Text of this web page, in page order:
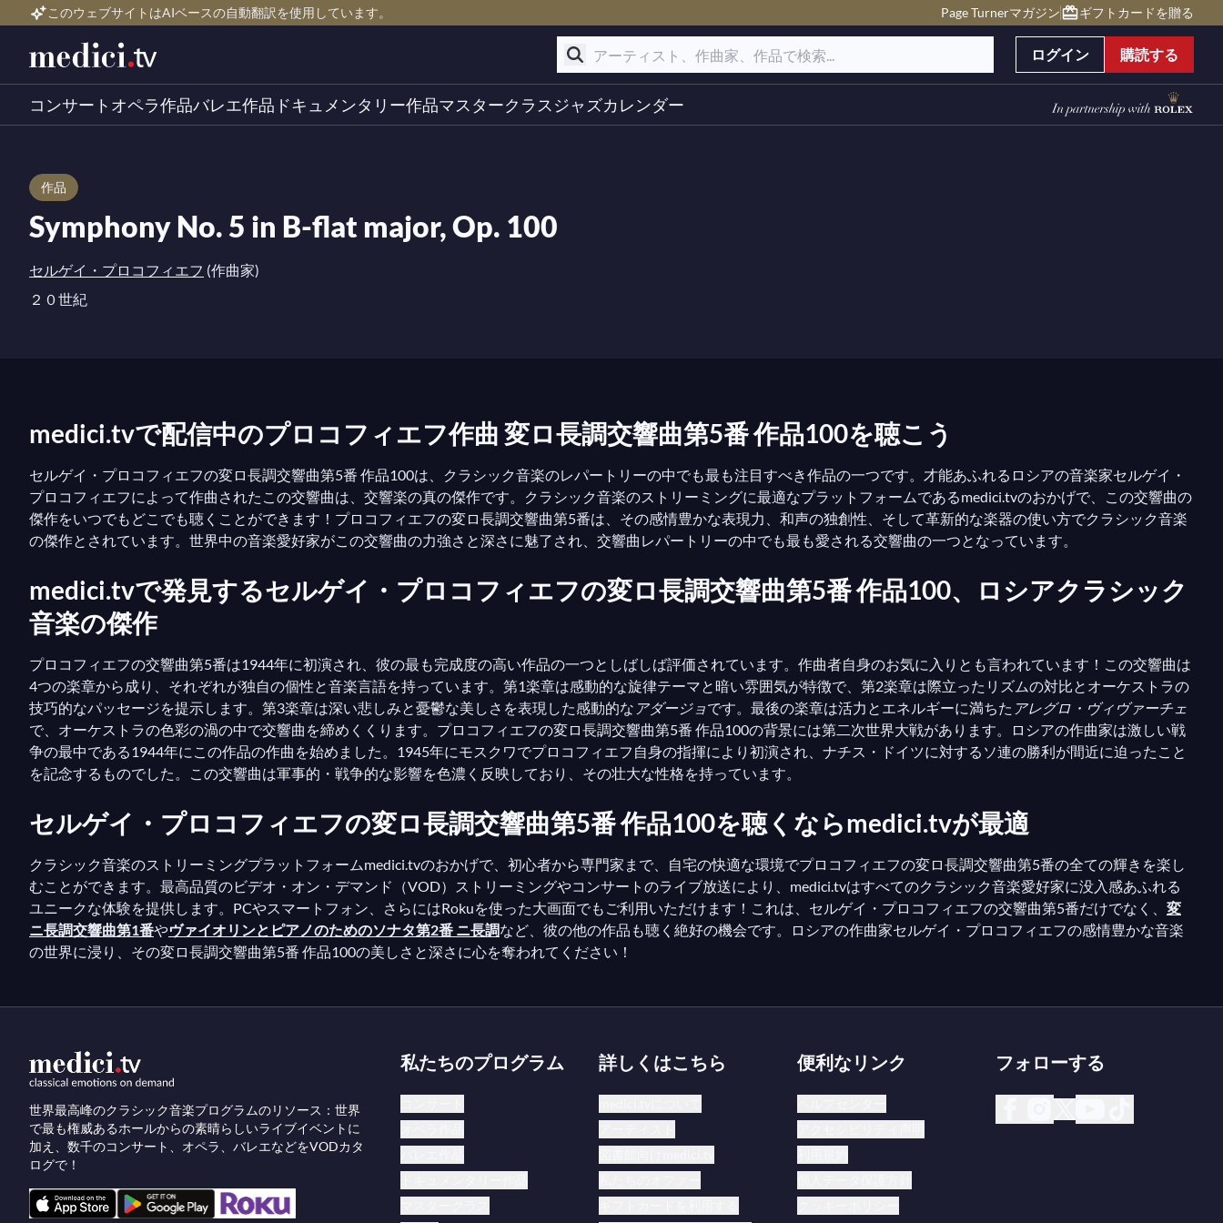
このウェブサイトはAIベースの自動翻訳を使用しています。 Page Turnerマガジン ギフトカードを贈る
ログイン 購読する
コンサート オペラ作品バレエ作品 ドキュメンタリー作品マスタークラス ジャズカレンダー
作品
Symphony No. 5 in B-flat major, Op. 100
セルゲイ・プロコフィエフ (作曲家)
２０世紀
medici.tvで配信中のプロコフィエフ作曲 変ロ長調交響曲第5番 作品100を聴こう
セルゲイ・プロコフィエフの変ロ長調交響曲第5番 作品100は、クラシック音楽のレパートリーの中でも最も注目すべき作品の一つです。才能あふれるロシアの音楽家セルゲイ・
プロコフィエフによって作曲されたこの交響曲は、交響楽の真の傑作です。クラシック音楽のストリーミングに最適なプラットフォームであるmedici.tvのおかげで、この交響曲の
傑作をいつでもどこでも聴くことができます！プロコフィエフの変ロ長調交響曲第5番は、その感情豊かな表現力、和声の独創性、そして革新的な楽器の使い方でクラシック音楽
の傑作とされています。世界中の音楽愛好家がこの交響曲の力強さと深さに魅了され、交響曲レパートリーの中でも最も愛される交響曲の一つとなっています。
medici.tvで発見するセルゲイ・プロコフィエフの変ロ長調交響曲第5番 作品100、ロシアクラシック
音楽の傑作
プロコフィエフの交響曲第5番は1944年に初演され、彼の最も完成度の高い作品の一つとしばしば評価されています。作曲者自身のお気に入りとも言われています！この交響曲は
4つの楽章から成り、それぞれが独自の個性と音楽言語を持っています。第1楽章は感動的な旋律テーマと暗い雰囲気が特徴で、第2楽章は際立ったリズムの対比とオーケストラの
技巧的なパッセージを提示します。第3楽章は深い悲しみと憂鬱な美しさを表現した感動的な アダージョです。最後の楽章は活力とエネルギーに満ちた アレグロ・ヴィヴァーチェ
で、オーケストラの色彩の渦の中で交響曲を締めくくります。プロコフィエフの変ロ長調交響曲第5番 作品100の背景には第二次世界大戦があります。ロシアの作曲家は激しい戦
争の最中である1944年にこの作品の作曲を始めました。1945年にモスクワでプロコフィエフ自身の指揮により初演され、ナチス・ドイツに対するソ連の勝利が間近に迫ったこと
を記念するものでした。この交響曲は軍事的・戦争的な影響を色濃く反映しており、その壮大な性格を持っています。
セルゲイ・プロコフィエフの変ロ長調交響曲第5番 作品100を聴くならmedici.tvが最適
クラシック音楽のストリーミングプラットフォームmedici.tvのおかげで、初心者から専門家まで、自宅の快適な環境でプロコフィエフの変ロ長調交響曲第5番の全ての輝きを楽し
むことができます。最高品質のビデオ・オン・デマンド（VOD）ストリーミングやコンサートのライブ放送により、medici.tvはすべてのクラシック音楽愛好家に没入感あふれる
ユニークな体験を提供します。PCやスマートフォン、さらにはRokuを使った大画面でもご利用いただけます！これは、セルゲイ・プロコフィエフの交響曲第5番だけでなく、 変
ニ長調交響曲第1番やヴァイオリンとピアノのためのソナタ第2番 ニ長調など、彼の他の作品も聴く絶好の機会です。ロシアの作曲家セルゲイ・プロコフィエフの感情豊かな音楽
の世界に浸り、その変ロ長調交響曲第5番 作品100の美しさと深さに心を奪われてください！
世界最高峰のクラシック音楽プログラムのリソース：世界
で最も権威あるホールからの素晴らしいライブイベントに
加え、数千のコンサート、オペラ、バレエなどをVODカタ
ログで！
私たちのプログラム 詳しくはこちら 便利なリンク フォローする